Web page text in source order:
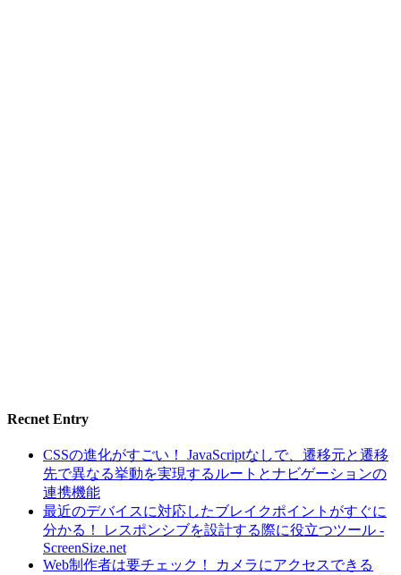
Recnet Entry
CSSの進化がすごい！ JavaScriptなしで、遷移元と遷移
先で異なる挙動を実現するルートとナビゲーションの
連携機能
最近のデバイスに対応したブレイクポイントがすぐに
分かる！ レスポンシブを設計する際に役立つツール -
ScreenSize.net
Web制作者は要チェック！ カメラにアクセスできる